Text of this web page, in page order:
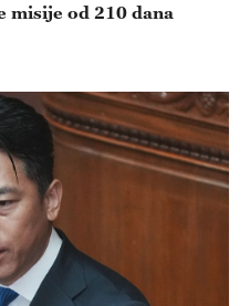
misije od 210 dana